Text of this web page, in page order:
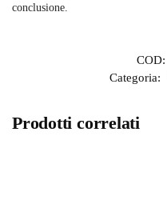
conclusione.
COD:
Categoria:
Prodotti correlati